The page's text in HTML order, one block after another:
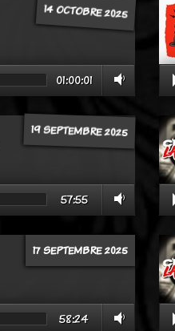
14 OCTOBRE 2025
01:00:01
19 SEPTEMBRE 2025
57:55
17 SEPTEMBRE 2025
58:24